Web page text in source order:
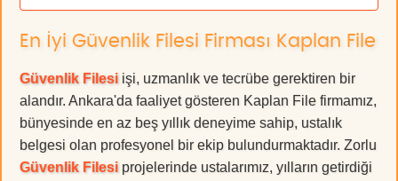
En İyi Güvenlik Filesi Firması Kaplan File
Güvenlik Filesi işi, uzmanlık ve tecrübe gerektiren bir
alandır. Ankara'da faaliyet gösteren Kaplan File firmamız,
bünyesinde en az beş yıllık deneyime sahip, ustalık
belgesi olan profesyonel bir ekip bulundurmaktadır. Zorlu
Güvenlik Filesi projelerinde ustalarımız, yılların getirdiği